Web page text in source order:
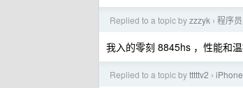
Replied to a topic byzzzyk › 程序员
我入的零刻 8845hs ，性能和
Replied to a topic bytttttv2 › iPhone